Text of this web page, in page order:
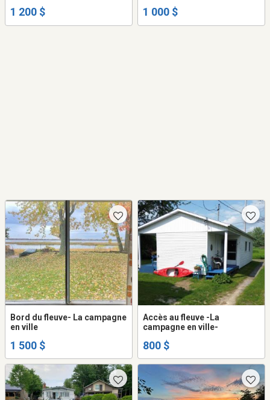
1 200 $ 1 000 $
Bord du fleuve- La campagne
en ville
1 500 $
Accès au fleuve -La
campagne en ville-
800 $